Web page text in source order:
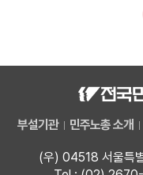
부설기관 민주노총 소개
(우) 04518 서울특